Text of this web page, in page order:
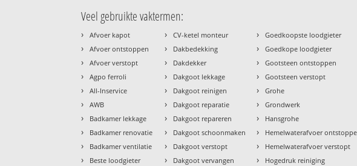
Veel gebruikte vaktermen:
› Afvoer kapot
› Afvoer ontstoppen
› Afvoer verstopt
› Agpo ferroli
› All-Inservice
› AWB
› Badkamer lekkage
› Badkamer renovatie
› Badkamer ventilatie
› Beste loodgieter
› CV-ketel monteur
› Dakbedekking
› Dakdekker
› Dakgoot lekkage
› Dakgoot reinigen
› Dakgoot reparatie
› Dakgoot repareren
› Dakgoot schoonmaken
› Dakgoot verstopt
› Dakgoot vervangen
› Goedkoopste loodgieter
› Goedkope loodgieter
› Gootsteen ontstoppen
› Gootsteen verstopt
› Grohe
› Grondwerk
› Hansgrohe
› Hemelwaterafvoer
› Hemelwaterafvoer verstopt
› Hogedruk reiniging